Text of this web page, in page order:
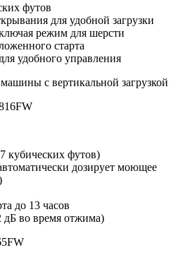
футов
для удобной загрузки
режим для шерсти
старта
удобного управления
с вертикальной загрузкой
кубических футов)
дозирует моющее
до 13 часов
во время отжима)